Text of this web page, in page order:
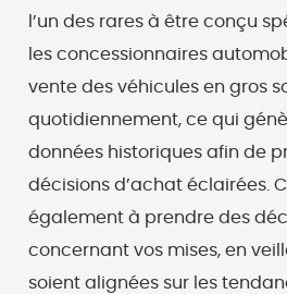
l’un des rares à être conçu
les concessionnaires
vente des véhicules en gros
quotidiennement, ce qui
données historiques afin de
décisions d’achat éclairées.
également à prendre des
concernant vos mises, en
soient alignées sur les